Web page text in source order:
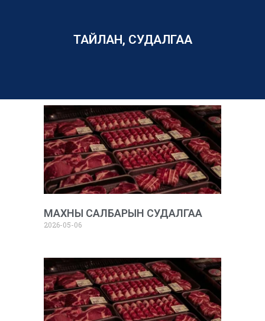
ТАЙЛАН, СУДАЛГАА
МАХНЫ САЛБАРЫН СУДАЛГАА
2026-05-06